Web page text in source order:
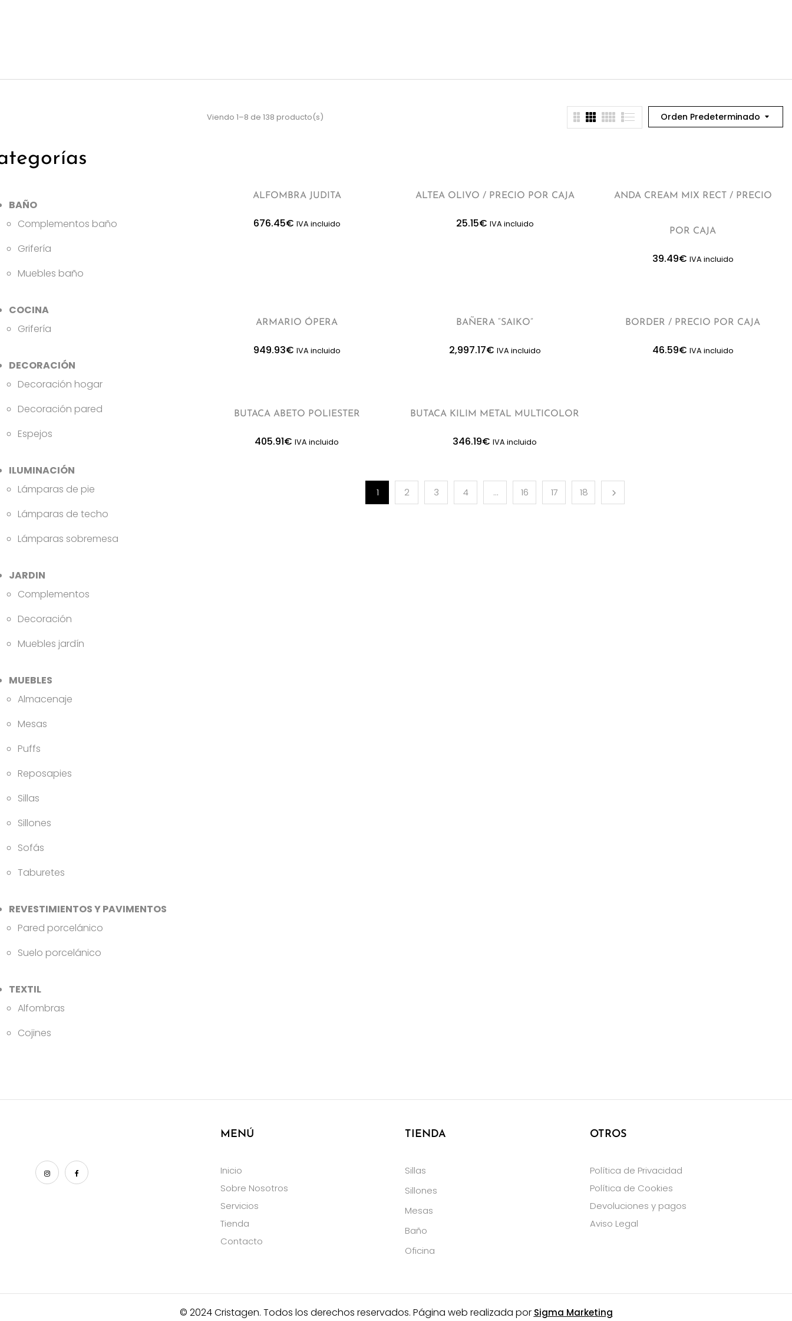
BAÑO
Complementos baño
Grifería
Muebles baño
COCINA
Grifería
DECORACIÓN
Decoración hogar
Decoración pared
Espejos
ILUMINACIÓN
Lámparas de pie
Lámparas de techo
Lámparas sobremesa
JARDIN
Complementos
Decoración
Muebles jardín
MUEBLES
Almacenaje
Mesas
Puffs
Reposapies
Sillas
Sillones
Sofás
Taburetes
REVESTIMIENTOS Y PAVIMENTOS
Pared porcelánico
Suelo porcelánico
TEXTIL
Alfombras
Cojines
Orden Predeterminado
Viendo 1–8 de 138 producto(s)
ALFOMBRA JUDITA
676.45€ IVA incluido
ALTEA OLIVO / PRECIO POR CAJA
25.15€ IVA incluido
ANDA CREAM MIX RECT / PRECIO
POR CAJA
39.49€ IVA incluido
ARMARIO ÓPERA
949.93€ IVA incluido
BAÑERA “SAIKO”
2,997.17€ IVA incluido
BORDER / PRECIO POR CAJA
46.59€ IVA incluido
BUTACA ABETO POLIESTER
405.91€ IVA incluido
BUTACA KILIM METAL MULTICOLOR
346.19€ IVA incluido
1 2 3 4 … 16 17 18
MENÚ
Inicio
Sobre Nosotros
Servicios
Tienda
Contacto
TIENDA
Sillas
Sillones
Mesas
Baño
Oficina
OTROS
Política de Privacidad
Política de Cookies
Devoluciones y pagos
Aviso Legal
© 2024 Cristagen. Todos los derechos reservados. Página web realizada por Sigma Marketing